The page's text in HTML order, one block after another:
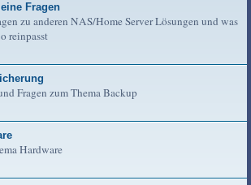
Fragen
zu anderen NAS/Home Server Lösungen und was
reinpasst
Fragen zum Thema Backup
Hardware